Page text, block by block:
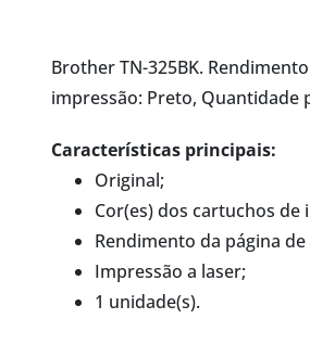
Brother TN-325BK.
impressão: Preto, Quantidade
Características principais:
Original;
Cor(es) dos cartuchos de
Rendimento da página
Impressão a laser;
1 unidade(s).